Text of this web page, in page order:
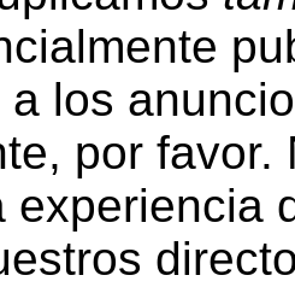
a los
por
experiencia